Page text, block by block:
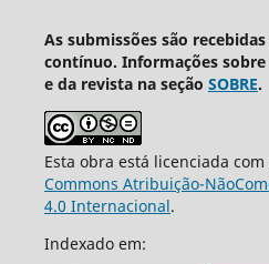
As submissões são
contínuo. Informações
e da revista na seção SOBRE.
Esta obra está licenciada
Commons Atribuição-
4.0 Internacional.
Indexado em: